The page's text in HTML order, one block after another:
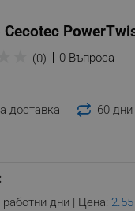
(0) 0 Въпроса
доставка 60
работни дни | Цена: